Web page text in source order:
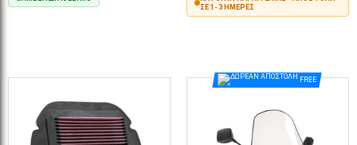
ΣΕ 1-3 ΗΜΈΡΕΣ
FREE